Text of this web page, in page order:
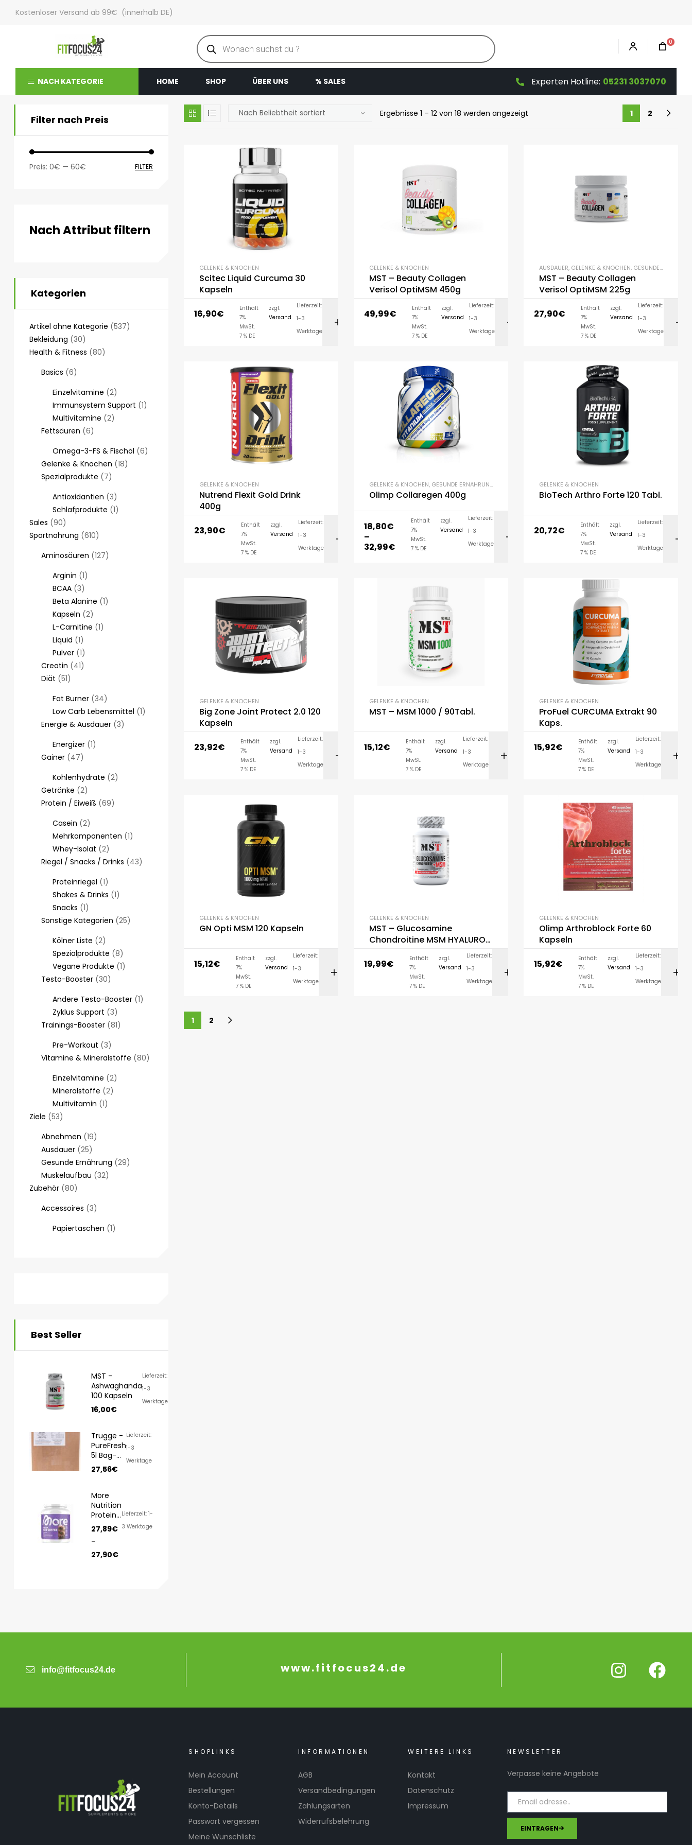
Kostenloser Versand ab 99€ (innerhalb DE)
0
NACH KATEGORIE HOME SHOP ÜBER UNS % SALES Experten Hotline: 05231 3037070
1 2
Ergebnisse 1 – 12 von 18 werden angezeigt
GELENKE & KNOCHEN
Scitec Liquid Curcuma 30
Kapseln
16,90€
Enthält
7%
MwSt.
7 % DE
zzgl.
Versand
Lieferzeit:
1-3
Werktage
IN DEN WARENKORB
GELENKE & KNOCHEN
MST – Beauty Collagen
Verisol OptiMSM 450g
49,99€
Enthält
7%
MwSt.
7 % DE
zzgl.
Versand
Lieferzeit:
1-3
Werktage
AUSFÜHRUNG WÄHLEN
AUSDAUER, GELENKE & KNOCHEN, GESUNDE ERNÄHRUNG
MST – Beauty Collagen
Verisol OptiMSM 225g
27,90€
Enthält
7%
MwSt.
7 % DE
zzgl.
Versand
Lieferzeit:
1-3
Werktage
GELENKE & KNOCHEN
Nutrend Flexit Gold Drink
400g
23,90€
Enthält
7%
MwSt.
7 % DE
zzgl.
Versand
Lieferzeit:
1-3
Werktage
AUSFÜHRUNG WÄHLEN
GELENKE & KNOCHEN, GESUNDE ERNÄHRUNG
Olimp Collaregen 400g
18,80€
–
32,99€
Enthält
7%
MwSt.
7 % DE
zzgl.
Versand
Lieferzeit:
1-3
Werktage
AUSFÜHRUNG WÄHLEN
GELENKE & KNOCHEN
BioTech Arthro Forte 120 Tabl.
20,72€
Enthält
7%
MwSt.
7 % DE
zzgl.
Versand
Lieferzeit:
1-3
Werktage
GELENKE & KNOCHEN
Big Zone Joint Protect 2.0 120
Kapseln
23,92€
Enthält
7%
MwSt.
7 % DE
zzgl.
Versand
Lieferzeit:
1-3
Werktage
IN DEN WARENKORB
GELENKE & KNOCHEN
MST – MSM 1000 / 90Tabl.
15,12€
Enthält
7%
MwSt.
7 % DE
zzgl.
Versand
Lieferzeit:
1-3
Werktage
IN DEN WARENKORB
GELENKE & KNOCHEN
ProFuel CURCUMA Extrakt 90
Kaps.
15,92€
Enthält
7%
MwSt.
7 % DE
zzgl.
Versand
Lieferzeit:
1-3
Werktage
GELENKE & KNOCHEN
GN Opti MSM 120 Kapseln
15,12€
Enthält
7%
MwSt.
7 % DE
zzgl.
Versand
Lieferzeit:
1-3
Werktage
IN DEN WARENKORB
GELENKE & KNOCHEN
MST – Glucosamine
Chondroitine MSM HYALURON
19,99€
Enthält
7%
MwSt.
7 % DE
zzgl.
Versand
Lieferzeit:
1-3
Werktage
IN DEN WARENKORB
GELENKE & KNOCHEN
Olimp Arthroblock Forte 60
Kapseln
15,92€
Enthält
7%
MwSt.
7 % DE
zzgl.
Versand
Lieferzeit:
1-3
Werktage
1 2
Filter nach Preis
FILTER
Preis: 0€ — 60€
Nach Attribut filtern
Kategorien
Artikel ohne Kategorie 537
Bekleidung 30
Health & Fitness 80
Basics 6
Einzelvitamine
2
Immunsystem Support
1
Multivitamine
2
Fettsäuren 6
Omega-3-FS & Fischöl
6
Gelenke & Knochen 18
Spezialprodukte
7
Antioxidantien
3
Schlafprodukte
1
Sales 90
Sportnahrung 610
Aminosäuren 127
Arginin
1
BCAA 3
Beta Alanine
1
Kapseln
2
L-Carnitine
1
Liquid
1
Pulver 1
Creatin
41
Diät 51
Fat Burner 34
Low Carb Lebensmittel
1
Energie & Ausdauer 3
Energizer 1
Gainer
47
Kohlenhydrate
2
Getränke 2
Protein / Eiweiß 69
Casein
2
Mehrkomponenten
1
Whey-Isolat
2
Riegel / Snacks / Drinks
43
Proteinriegel
1
Shakes & Drinks
1
Snacks
1
Sonstige Kategorien 25
Kölner Liste
2
Spezialprodukte
8
Vegane Produkte
1
Testo-Booster 30
Andere Testo-Booster 1
Zyklus Support
3
Trainings-Booster 81
Pre-Workout
3
Vitamine & Mineralstoffe 80
Einzelvitamine
2
Mineralstoffe
2
Multivitamin
1
Ziele 53
Abnehmen 19
Ausdauer 25
Gesunde Ernährung 29
Muskelaufbau 32
Zubehör 80
Accessoires 3
Papiertaschen
1
Best Seller
MST -
Ashwaghanda
100 Kapseln
16,00€
Lieferzeit:
1-3
Werktage
Trugge -
PureFresh
5l Bag-
in-Box
27,56€
Lieferzeit:
1-3
Werktage
More
Nutrition
Protein
Iced
COFFEE
500g
27,89€
–
27,90€
Lieferzeit: 1-
3 Werktage
info@fitfocus24.de www.fitfocus24.de
SHOPLINKS
Mein Account
Bestellungen
Konto-Details
Passwort vergessen
Meine Wunschliste
INFORMATIONEN
AGB
Versandbedingungen
Zahlungsarten
Widerrufsbelehrung
WEITERE LINKS
Kontakt
Datenschutz
Impressum
NEWSLETTER
Verpasse keine Angebote
EINTRAGEN